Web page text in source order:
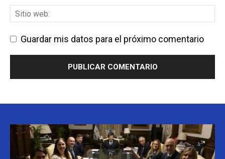
Guardar mis datos para el próximo comentario